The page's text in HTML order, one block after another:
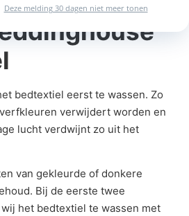
Deze melding 30 dagen niet meer tonen
bedtextiel eerst te wassen. Zo
verwijdert worden en
lucht verdwijnt zo uit het
van gekleurde of donkere
Bij de eerste twee
het bedtextiel te wassen met